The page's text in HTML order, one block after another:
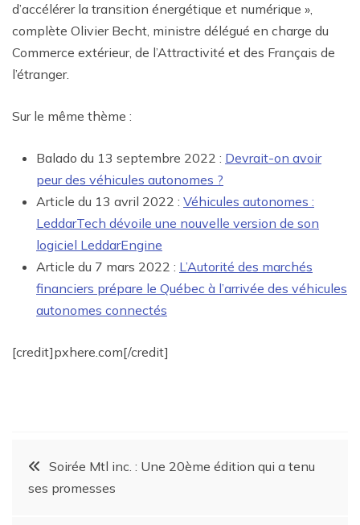
d’accélérer la transition énergétique et numérique »,
complète Olivier Becht, ministre délégué en charge du
Commerce extérieur, de l’Attractivité et des Français de
l’étranger.
Sur le même thème :
Balado du 13 septembre 2022 : Devrait-on avoir
peur des véhicules autonomes ?
Article du 13 avril 2022 : Véhicules autonomes :
LeddarTech dévoile une nouvelle version de son
logiciel LeddarEngine
Article du 7 mars 2022 : L’Autorité des marchés
financiers prépare le Québec à l’arrivée des véhicules
autonomes connectés
[credit]pxhere.com[/credit]
Soirée Mtl inc. : Une 20ème édition qui a tenu
ses promesses